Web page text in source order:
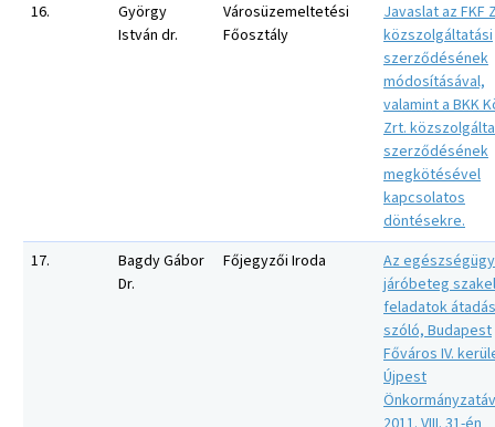
16.
György
István dr.
Városüzemeltetési
Főosztály
Javaslat az FKF
közszolgáltatási
szerződésének
módosításával,
valamint a BKK
Zrt.
szerződésének
megkötésével
kapcsolatos
döntésekre.
17.
Bagdy Gábor
Dr.
Főjegyzői Iroda
Az
járóbeteg
feladatok
szóló, Budapest
Főváros IV.
Újpest